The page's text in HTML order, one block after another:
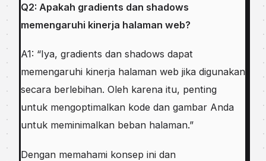
Q2: Apakah gradients dan shadows
memengaruhi kinerja halaman web?
A1: “Iya, gradients dan shadows dapat
memengaruhi kinerja halaman web jika digunakan
secara berlebihan. Oleh karena itu, penting
untuk mengoptimalkan kode dan gambar Anda
untuk meminimalkan beban halaman.”
Dengan memahami konsep ini dan